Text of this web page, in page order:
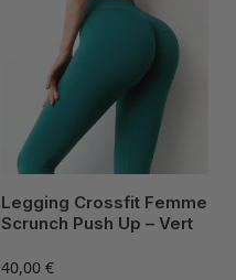
Legging Crossfit Femme
Scrunch Push Up – Vert
40,00€